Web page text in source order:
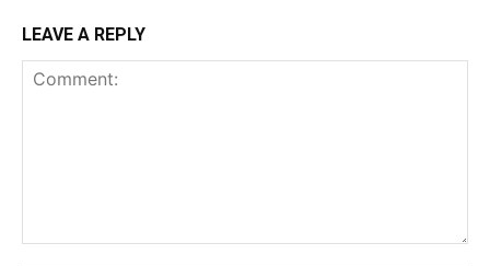
LEAVE A REPLY